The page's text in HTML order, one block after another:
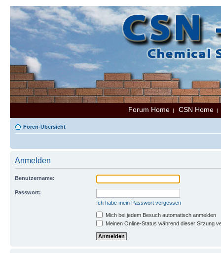
Forum Home | CSN Home
Foren-Übersicht
Anmelden
Benutzername:
Passwort:
Ich habe mein Passwort vergessen
Mich bei jedem Besuch automatisch anmelden
Meinen Online-Status während dieser Sitzung